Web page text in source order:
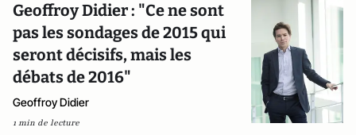
Geoffroy Didier : "Ce ne sont
pas les sondages de 2015 qui
seront décisifs, mais les
débats de 2016"
Geoffroy Didier
1 min de lecture